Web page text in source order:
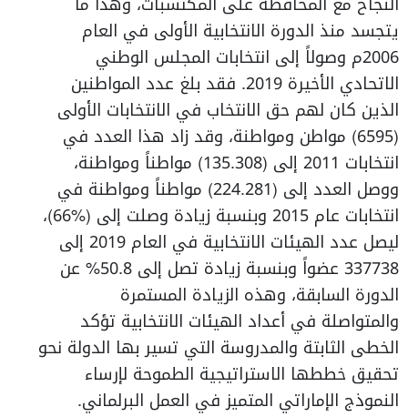
يتجسد منذ الدورة الانتخابية الأولى في العام
2006م وصولاً إلى انتخابات المجلس الوطني
الاتحادي الأخيرة 2019. فقد بلغ عدد المواطنين
الذين كان لهم حق الانتخاب في الانتخابات الأولى
(6595) مواطن ومواطنة، وقد زاد هذا العدد في
انتخابات 2011 إلى (135.308) مواطناً ومواطنة،
ووصل العدد إلى (224.281) مواطناً ومواطنة في
انتخابات عام 2015 وبنسبة زيادة وصلت إلى (%66)،
ليصل عدد الهيئات الانتخابية في العام 2019 إلى
337738 عضواً وبنسبة زيادة تصل إلى 50.8% عن
الدورة السابقة، وهذه الزيادة المستمرة
والمتواصلة في أعداد الهيئات الانتخابية تؤكد
الخطى الثابتة والمدروسة التي تسير بها الدولة نحو
تحقيق خططها الاستراتيجية الطموحة لإرساء
النموذج الإماراتي المتميز في العمل البرلماني.